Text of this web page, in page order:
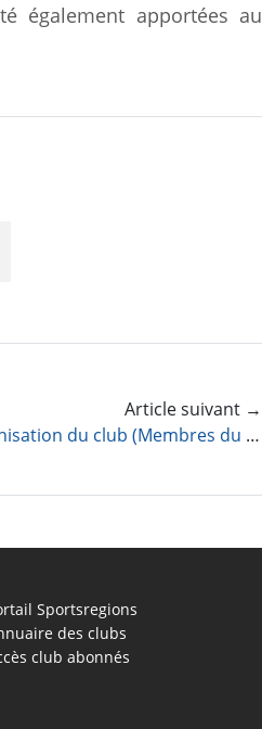
également apportées au
Article suivant →
Nouveauté : Organisation du club (Membres du bureau, Les commissions, Planning interne et Actions à mener)
Sportsregions
des clubs
club abonnés